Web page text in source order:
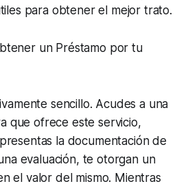
para obtener el mejor trato.
un Préstamo por tu
sencillo. Acudes a una
que ofrece este servicio,
la documentación de
evaluación, te otorgan un
el valor del mismo. Mientras